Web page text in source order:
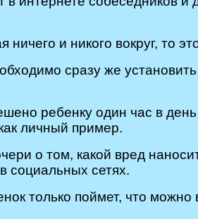
и никого вокруг, то
сразу же
ребенку один час в
личный пример.
о том, какой вред
социальных сетях.
только поймет, что